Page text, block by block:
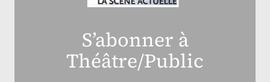
S’abonner à
Théâtre/Public